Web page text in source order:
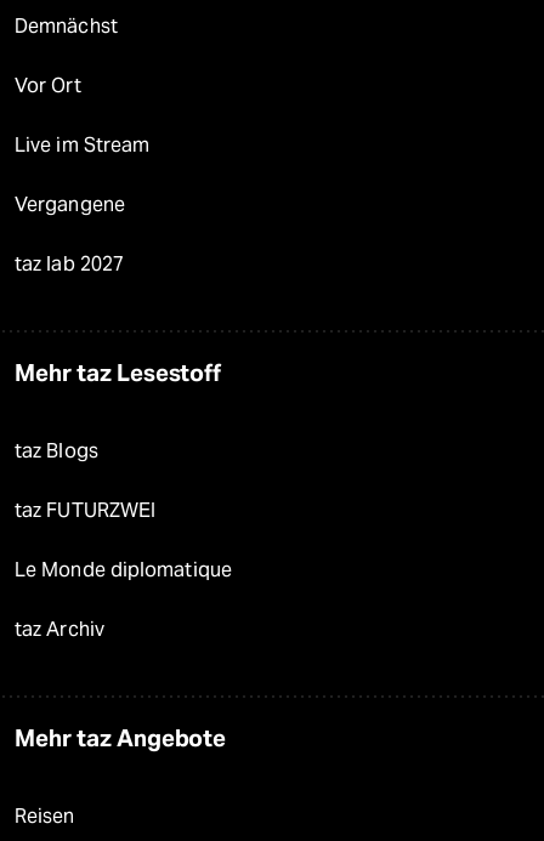
Demnächst
Vor Ort
Live im Stream
Vergangene
taz lab 2027
Mehr taz Lesestoff
taz Blogs
taz FUTURZWEI
Le Monde diplomatique
taz Archiv
Mehr taz Angebote
Reisen